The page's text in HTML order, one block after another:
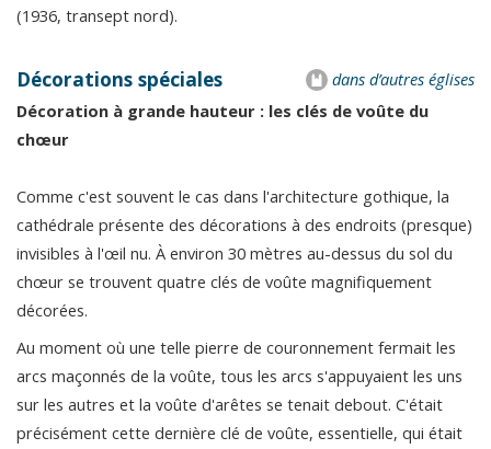
(1936, transept nord).
dans d’autres églises
Décorations spéciales
Décoration à grande hauteur : les clés de voûte du
chœur
Comme c'est souvent le cas dans l'architecture gothique, la
cathédrale présente des décorations à des endroits (presque)
invisibles à l'œil nu. À environ 30 mètres au-dessus du sol du
chœur se trouvent quatre clés de voûte magnifiquement
décorées.
Au moment où une telle pierre de couronnement fermait les
arcs maçonnés de la voûte, tous les arcs s'appuyaient les uns
sur les autres et la voûte d'arêtes se tenait debout. C'était
précisément cette dernière clé de voûte, essentielle, qui était